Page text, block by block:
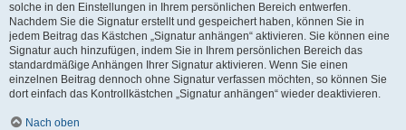
solche in den Einstellungen in Ihrem persönlichen Bereich entwerfen.
Nachdem Sie die Signatur erstellt und gespeichert haben, können Sie in
jedem Beitrag das Kästchen „Signatur anhängen“ aktivieren. Sie können eine
Signatur auch hinzufügen, indem Sie in Ihrem persönlichen Bereich das
standardmäßige Anhängen Ihrer Signatur aktivieren. Wenn Sie einen
einzelnen Beitrag dennoch ohne Signatur verfassen möchten, so können Sie
dort einfach das Kontrollkästchen „Signatur anhängen“ wieder deaktivieren.
Nach oben